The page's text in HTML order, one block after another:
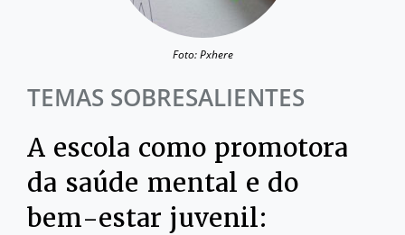
Foto: Pxhere
TEMAS SOBRESALIENTES
A escola como promotora
da saúde mental e do
bem-estar juvenil: